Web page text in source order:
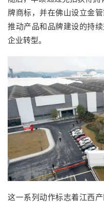
牌商标，并在佛山设立金
推动产品和品牌建设的持
企业转型。
这一系列动作标志着江西